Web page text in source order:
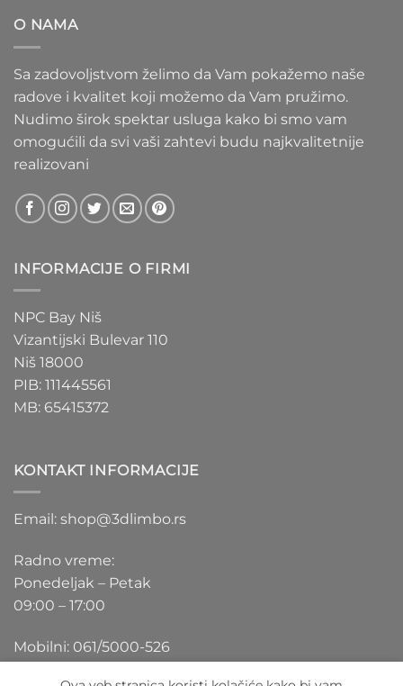
O NAMA
Sa zadovoljstvom želimo da Vam pokažemo naše
radove i kvalitet koji možemo da Vam pružimo.
Nudimo širok spektar usluga kako bi smo vam
omogućili da svi vaši zahtevi budu najkvalitetnije
realizovani
INFORMACIJE O FIRMI
NPC Bay Niš
Vizantijski Bulevar 110
Niš 18000
PIB: 111445561
MB: 65415372
KONTAKT INFORMACIJE
Email: shop@3dlimbo.rs
Radno vreme:
Ponedeljak – Petak
09:00 – 17:00
Mobilni: 061/5000-526